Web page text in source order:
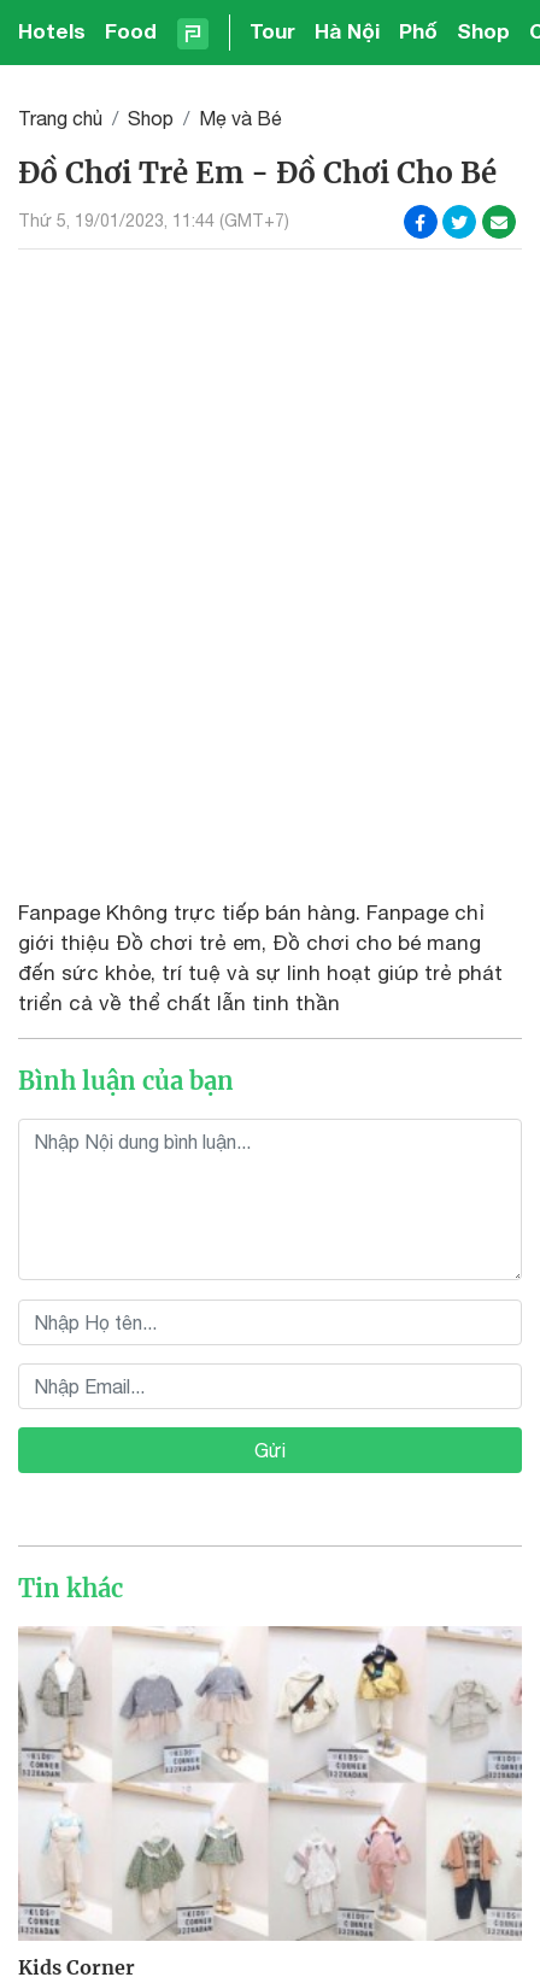
Hotels Food Tour Hà Nội Phố Shop
Trang chủ Shop Mẹ và Bé
Đồ Chơi Trẻ Em - Đồ Chơi Cho Bé
Thứ 5, 19/01/2023, 11:44 (GMT+7)
Fanpage Không trực tiếp bán hàng. Fanpage chỉ
giới thiệu Đồ chơi trẻ em, Đồ chơi cho bé mang
đến sức khỏe, trí tuệ và sự linh hoạt giúp trẻ phát
triển cả về thể chất lẫn tinh thần
Bình luận của bạn
Gửi
Tin khác
Kids Corner